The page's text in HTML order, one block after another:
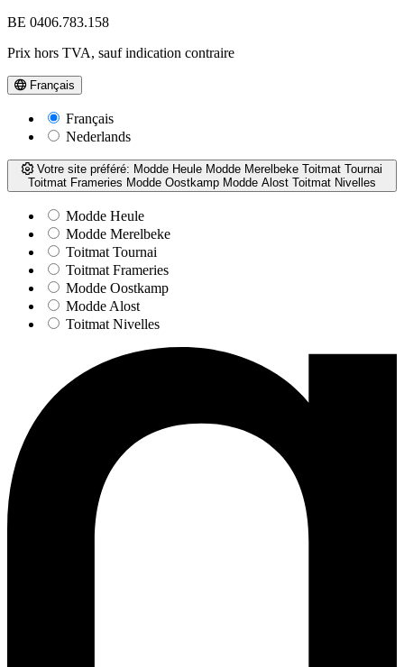
BE 0406.783.158
Prix hors TVA, sauf indication contraire
Français
Français
Nederlands
Votre site préféré: Modde Heule Modde Merelbeke Toitmat Tournai
Toitmat Frameries Modde Oostkamp Modde Alost Toitmat Nivelles
Modde Heule
Modde Merelbeke
Toitmat Tournai
Toitmat Frameries
Modde Oostkamp
Modde Alost
Toitmat Nivelles